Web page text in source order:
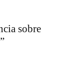
sobre